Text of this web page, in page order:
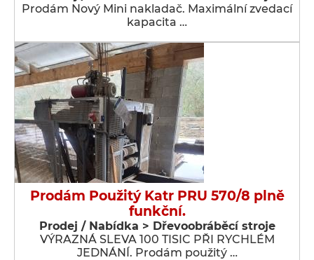
Prodám Nový Mini nakladač. Maximální zvedací
kapacita …
Prodám Použitý Katr PRU 570/8 plně
funkční.
Prodej / Nabídka > Dřevoobráběcí stroje
VÝRAZNÁ SLEVA 100 TISIC PŘI RYCHLÉM
JEDNÁNÍ. Prodám použitý …